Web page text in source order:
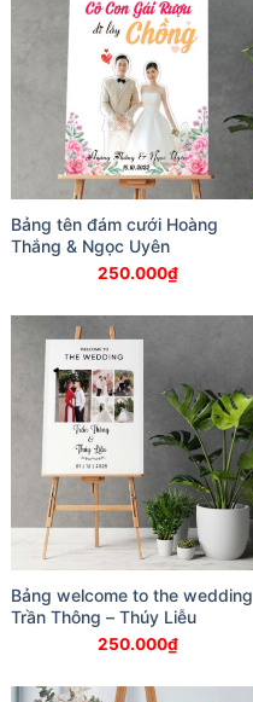
Bảng tên đám cưới Hoàng
Thắng & Ngọc Uyên
250.000₫
Bảng welcome to the wedding
Trần Thông – Thúy Liễu
250.000₫